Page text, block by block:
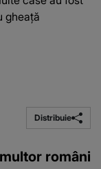
gheață
Distribuie
români